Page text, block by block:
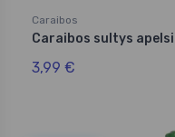
Caraibos
Caraibos sultys
3,99 €